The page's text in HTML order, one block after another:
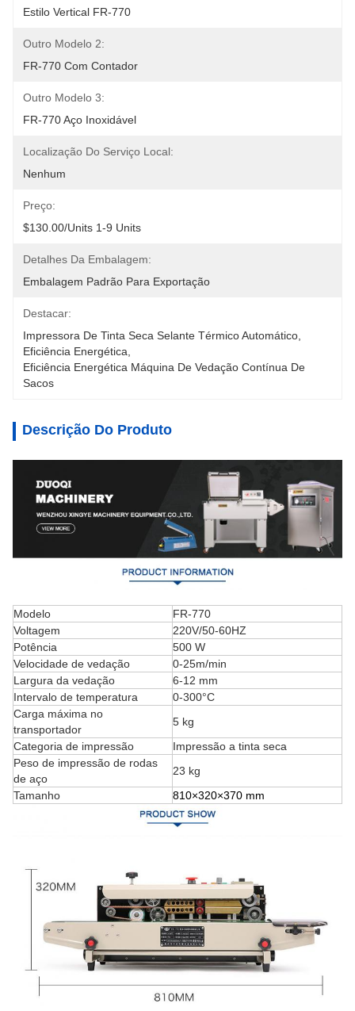
Estilo Vertical FR-770
Outro Modelo 2:
FR-770 Com Contador
Outro Modelo 3:
FR-770 Aço Inoxidável
Localização Do Serviço Local:
Nenhum
Preço:
$130.00/units 1-9 Units
Detalhes Da Embalagem:
Embalagem Padrão Para Exportação
Destacar:
Impressora De Tinta Seca Selante Térmico Automático
Eficiência Energética
Eficiência Energética Máquina De Vedação Contínua De
Sacos
Descrição Do Produto
Modelo
FR-770
Voltagem
220V/50-60HZ
Potência
500 W
Velocidade de vedação
0-25m/min
Largura da vedação
6-12 mm
Intervalo de temperatura
0-300°C
Carga máxima no
transportador
5 kg
Categoria de impressão
Impressão a tinta seca
Peso de impressão de rodas
de aço
23 kg
Tamanho
810×320×370 mm